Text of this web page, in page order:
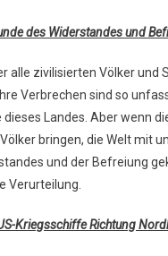
des Widerstandes und
alle zivilisierten Völker
Verbrechen sind so
Landes. Aber wenn
bringen, die Welt mit
und der Befreiung
Verurteilung.
Kriegsschiffe Richtung